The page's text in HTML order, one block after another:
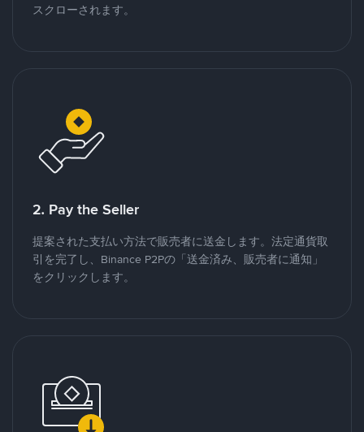
スクローされます。
2. Pay the Seller
提案された支払い方法で販売者に送金します。法定通貨取
引を完了し、Binance P2Pの「送金済み、販売者に通知」
をクリックします。